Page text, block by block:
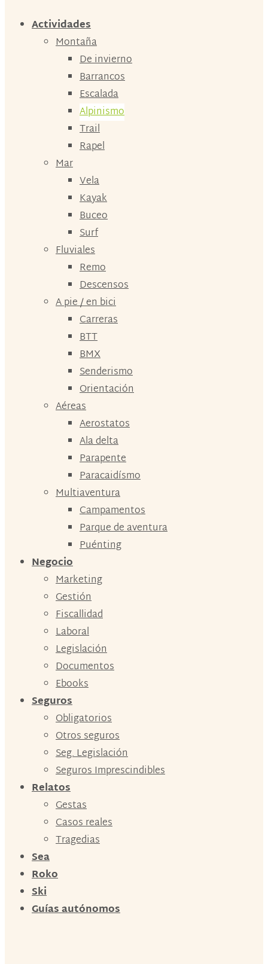
Actividades
Montaña
De invierno
Barrancos
Escalada
Alpinismo
Trail
Rapel
Mar
Vela
Kayak
Buceo
Surf
Fluviales
Remo
Descensos
A pie / en bici
Carreras
BTT
BMX
Senderismo
Orientación
Aéreas
Aerostatos
Ala delta
Parapente
Paracaidísmo
Multiaventura
Campamentos
Parque de aventura
Puénting
Negocio
Marketing
Gestión
Fiscallidad
Laboral
Legislación
Documentos
Ebooks
Seguros
Obligatorios
Otros seguros
Seg. Legislación
Seguros Imprescindibles
Relatos
Gestas
Casos reales
Tragedias
Sea
Roko
Ski
Guías autónomos